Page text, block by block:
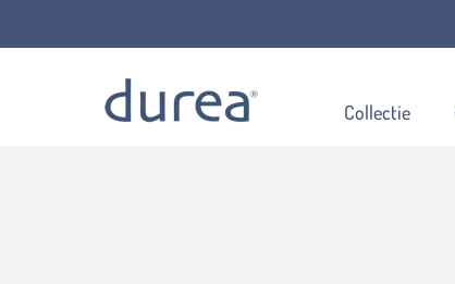
Collectie
Home Veterschoenen 6306.1784